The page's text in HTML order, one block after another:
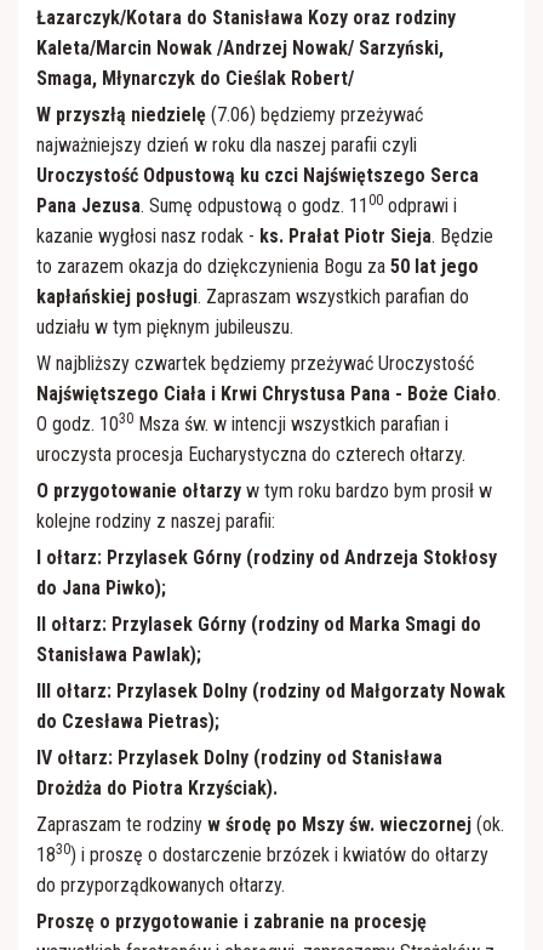
Łazarczyk/Kotara do Stanisława Kozy oraz rodziny
Kaleta/Marcin Nowak /Andrzej Nowak/ Sarzyński,
Smaga, Młynarczyk do Cieślak Robert/
W przyszłą niedzielę (7.06) będziemy przeżywać
najważniejszy dzień w roku dla naszej parafii czyli
Uroczystość Odpustową ku czci Najświętszego Serca
Pana Jezusa. Sumę odpustową o godz. 1100 odprawi i
kazanie wygłosi nasz rodak - ks. Prałat Piotr Sieja. Będzie
to zarazem okazja do dziękczynienia Bogu za 50 lat jego
kapłańskiej posługi. Zapraszam wszystkich parafian do
udziału w tym pięknym jubileuszu.
W najbliższy czwartek będziemy przeżywać Uroczystość
Najświętszego Ciała i Krwi Chrystusa Pana - Boże Ciało.
O godz. 1030 Msza św. w intencji wszystkich parafian i
uroczysta procesja Eucharystyczna do czterech ołtarzy.
O przygotowanie ołtarzy w tym roku bardzo bym prosił w
kolejne rodziny z naszej parafii:
I ołtarz: Przylasek Górny (rodziny od Andrzeja Stokłosy
do Jana Piwko);
II ołtarz: Przylasek Górny (rodziny od Marka Smagi do
Stanisława Pawlak);
III ołtarz: Przylasek Dolny (rodziny od Małgorzaty Nowak
do Czesława Pietras);
IV ołtarz: Przylasek Dolny (rodziny od Stanisława
Drożdża do Piotra Krzyściak).
Zapraszam te rodziny w środę po Mszy św. wieczornej (ok.
1830) i proszę o dostarczenie brzózek i kwiatów do ołtarzy
do przyporządkowanych ołtarzy.
Proszę o przygotowanie i zabranie na procesję